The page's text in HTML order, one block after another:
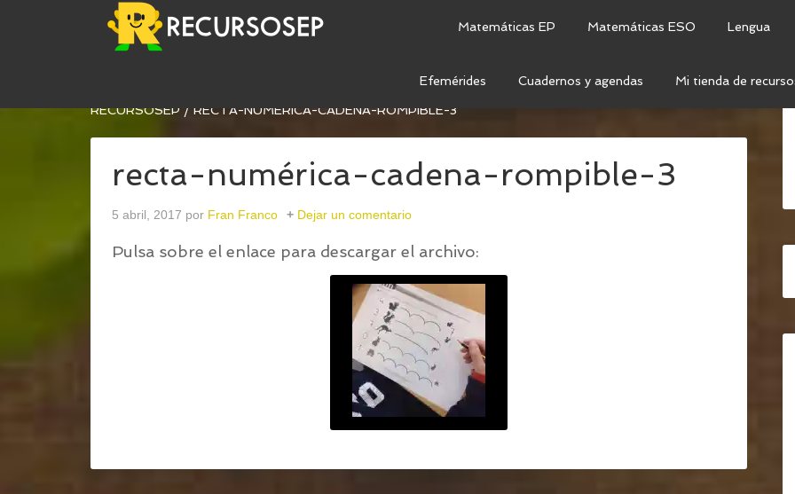
Matemáticas EP Matemáticas ESO Lengua
Efemérides Cuadernos y agendas Mi tienda de
RECOPILACIÓN DE MATERIALES ABN USADOS POR MAESTROS -
RECURSOSEP / RECTA-NUMÉRICA-CADENA-ROMPIBLE-3
recta-numérica-cadena-rompible-3
5 abril, 2017 por Fran Franco Dejar un comentario
Pulsa sobre el enlace para descargar el archivo: